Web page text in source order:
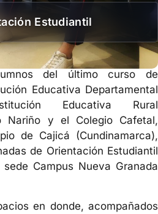
Estudiantil
del último curso de
Educativa Departamental
Educativa Rural
Nariño y el Colegio Cafetal,
de Cajicá (Cundinamarca),
de Orientación Estudiantil
Campus Nueva Granada
en donde, acompañados